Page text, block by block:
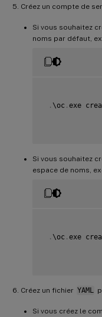
Créez un compte de
Si vous souhaitez
noms par défaut,
. \oc . exe
Si vous souhaitez
espace de noms,
. \oc . exe
Créez un fichier YAML
Si vous créez le